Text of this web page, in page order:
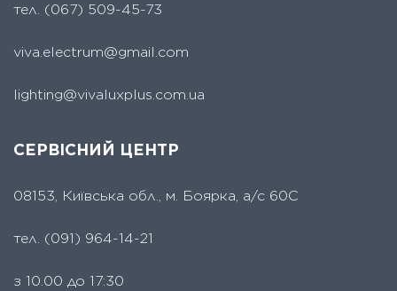
тел. (067) 509-45-73
viva.electrum@gmail.com
lighting@vivaluxplus.com.ua
СЕРВІСНИЙ ЦЕНТР
08153, Київська обл., м. Боярка, а/с 60С
тел. (091) 964-14-21
з 10.00 до 17:30